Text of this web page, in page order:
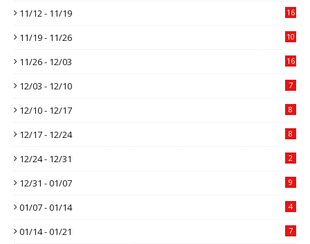
11/12 - 11/19 16
11/19 - 11/26 10
11/26 - 12/03 16
12/03 - 12/10 7
12/10 - 12/17 8
12/17 - 12/24 8
12/24 - 12/31 2
12/31 - 01/07 9
01/07 - 01/14 4
01/14 - 01/21 7